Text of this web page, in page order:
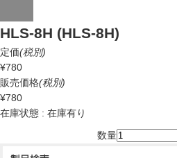
HLS-8H (HLS-8H)
定価(税別)
¥780
販売価格(税別)
¥780
在庫状態 : 在庫有り
数量